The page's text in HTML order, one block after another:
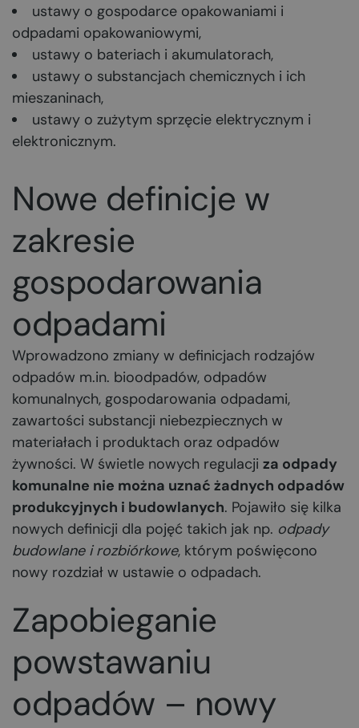
ustawy o gospodarce opakowaniami i
odpadami opakowaniowymi,
ustawy o bateriach i akumulatorach,
ustawy o substancjach chemicznych i ich
mieszaninach,
ustawy o zużytym sprzęcie elektrycznym i
elektronicznym.
Nowe definicje w
zakresie
gospodarowania
odpadami
Wprowadzono zmiany w definicjach rodzajów
odpadów m.in. bioodpadów, odpadów
komunalnych, gospodarowania odpadami,
zawartości substancji niebezpiecznych w
materiałach i produktach oraz odpadów
żywności. W świetle nowych regulacji za odpady
komunalne nie można uznać żadnych odpadów
produkcyjnych i budowlanych. Pojawiło się kilka
nowych definicji dla pojęć takich jak np. odpady
budowlane i rozbiórkowe, którym poświęcono
nowy rozdział w ustawie o odpadach.
Zapobieganie
powstawaniu
odpadów – nowy